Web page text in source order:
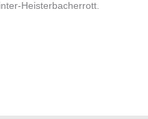
Heisterbacherrott.